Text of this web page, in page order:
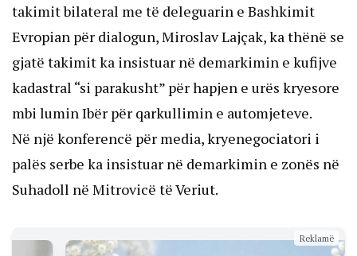
takimit bilateral me të deleguarin e Bashkimit
Evropian për dialogun, Miroslav Lajçak, ka thënë se
gjatë takimit ka insistuar në demarkimin e kufijve
kadastral “si parakusht” për hapjen e urës kryesore
mbi lumin Ibër për qarkullimin e automjeteve.
Në një konferencë për media, kryenegociatori i
palës serbe ka insistuar në demarkimin e zonës në
Suhadoll në Mitrovicë të Veriut.
Reklamë